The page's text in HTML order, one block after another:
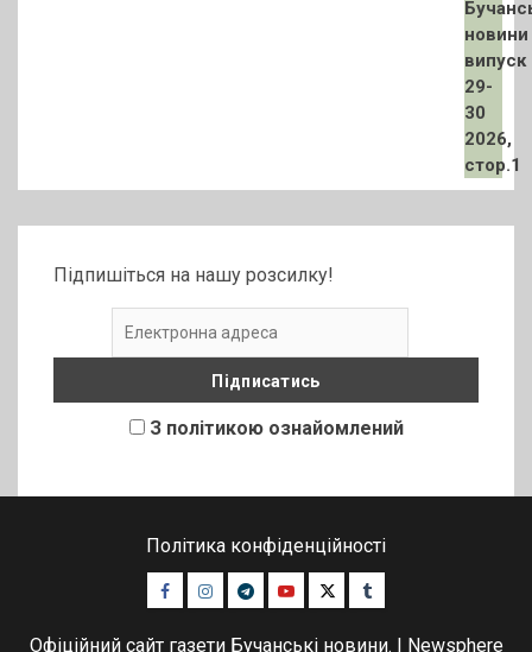
Підпишіться на нашу розсилку!
З політикою ознайомлений
Політика конфіденційності
Facebook
Instagram
TelegramYoutubeTwitterTumblr
Офіційний сайт газети Бучанські новини. | Newsphere